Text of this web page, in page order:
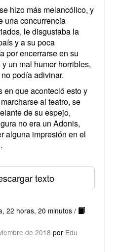
hizo más melancólico, y
una concurrencia
le disgustaba la
y a su poca
por encerrarse en su
un mal humor horribles,
podía adivinar.
en que aconteció esto y
al teatro, se
de su espejo,
no era un Adonis,
alguna impresión en el
texto
22 horas, 20 minutos /
de 2018 por Edu